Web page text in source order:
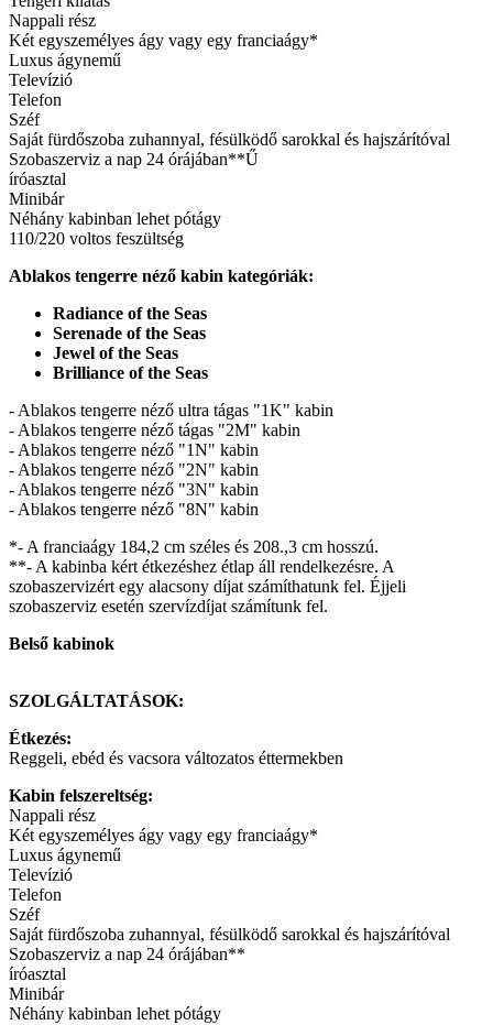
Nappali rész
Két egyszemélyes ágy vagy egy franciaágy*
Luxus ágynemű
Televízió
Telefon
Széf
Saját fürdőszoba zuhannyal, fésülködő sarokkal és hajszárítóval
Szobaszerviz a nap 24 órájában**Ű
íróasztal
Minibár
Néhány kabinban lehet pótágy
110/220 voltos feszültség
Ablakos tengerre néző kabin kategóriák:
Radiance of the Seas
Serenade of the Seas
Jewel of the Seas
Brilliance of the Seas
- Ablakos tengerre néző ultra tágas "1K" kabin
- Ablakos tengerre néző tágas "2M" kabin
- Ablakos tengerre néző "1N" kabin
- Ablakos tengerre néző "2N" kabin
- Ablakos tengerre néző "3N" kabin
- Ablakos tengerre néző "8N" kabin
*- A franciaágy 184,2 cm széles és 208.,3 cm hosszú.
**- A kabinba kért étkezéshez étlap áll rendelkezésre. A
szobaszervizért egy alacsony díjat számíthatunk fel. Éjjeli
szobaszerviz esetén szervízdíjat számítunk fel.
Belső kabinok
SZOLGÁLTATÁSOK:
Étkezés:
Reggeli, ebéd és vacsora változatos éttermekben
Kabin felszereltség:
Nappali rész
Két egyszemélyes ágy vagy egy franciaágy*
Luxus ágynemű
Televízió
Telefon
Széf
Saját fürdőszoba zuhannyal, fésülködő sarokkal és hajszárítóval
Szobaszerviz a nap 24 órájában**
íróasztal
Minibár
Néhány kabinban lehet pótágy